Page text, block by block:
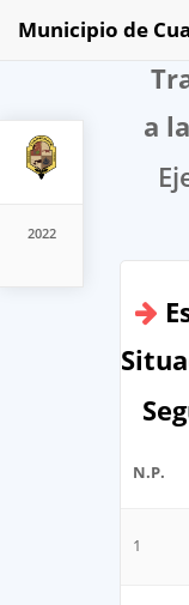
2022
Municipio de
a
N.P.
1